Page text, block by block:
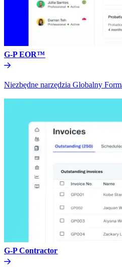
G-P EOR™​​
Niezbędne narzędzia Globalny
G-P Contractor​​